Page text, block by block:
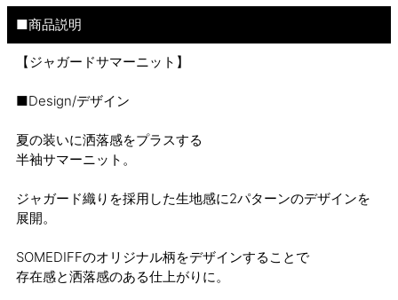
■商品説明
【ジャガードサマーニット】
■Design/デザイン
夏の装いに洒落感をプラスする
半袖サマーニット。
ジャガード織りを採用した生地感に2パターンのデザインを
展開。
SOMEDIFFのオリジナル柄をデザインすることで
存在感と洒落感のある仕上がりに。